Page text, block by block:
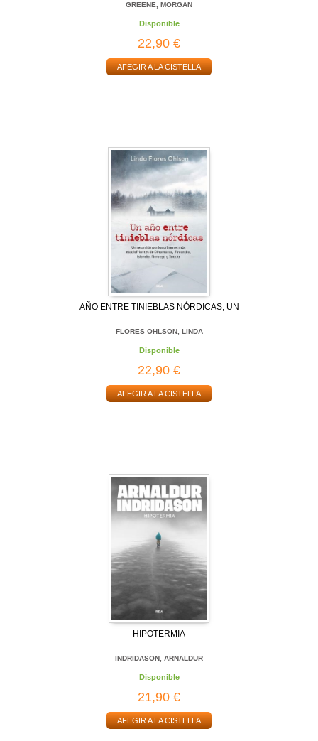
GREENE, MORGAN
Disponible
22,90 €
AFEGIR A LA CISTELLA
AÑO ENTRE TINIEBLAS NÓRDICAS, UN
FLORES OHLSON, LINDA
Disponible
22,90 €
AFEGIR A LA CISTELLA
HIPOTERMIA
INDRIDASON, ARNALDUR
Disponible
21,90 €
AFEGIR A LA CISTELLA